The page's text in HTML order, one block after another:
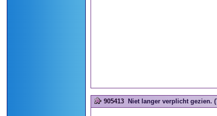
905413 Niet langer verplicht gezien.